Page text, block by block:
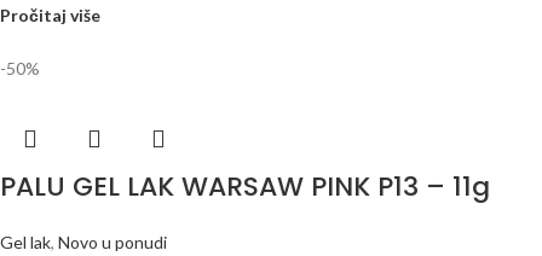
Pročitaj više
-50%
PALU GEL LAK WARSAW PINK P13 – 11g
Gel lak, Novo u ponudi